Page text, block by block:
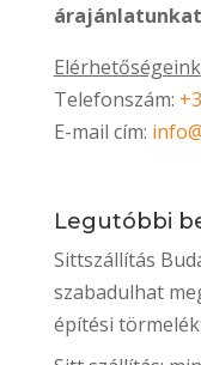
Elérhetőségeink
Telefonszám:
E-mail cím:
Legutóbbi
Sittszállítás
szabadulhat
építési